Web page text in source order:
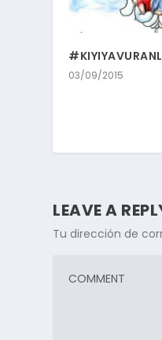
03/09/2015
LEAVE A
Tu dirección de